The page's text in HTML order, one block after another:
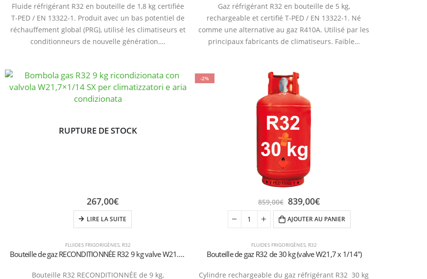
Fluide réfrigérant R32 en bouteille de 1,8 kg certifiée
T-PED / EN 13322-1. Produit avec un bas potentiel de
réchauffement global (PRG), utilisé les climatiseurs et
conditionneurs de nouvelle génération….
Gaz réfrigérant R32 en bouteille de 5 kg,
rechargeable et certifié T-PED / EN 13322-1. Né
comme une alternative au gaz R410A. Utilisé par les
principaux fabricants de climatiseurs. Faible…
RUPTURE DE STOCK
FLUIDES FRIGORIGÈNES, R32
Bouteille de gaz RECONDITIONNÉE R32 9 kg valve W21.7×1/14 SX
Bouteille R32 RECONDITIONNÉE de 9 kg,
267,00€
LIRE LA SUITE
-2%
FLUIDES FRIGORIGÈNES, R32
Bouteille de gaz R32 de 30 kg (valve W21,7 x 1/14″)
Cylindre rechargeable du gaz réfrigérant R32 30 kg
859,00€ 839,00€
AJOUTER AU PANIER